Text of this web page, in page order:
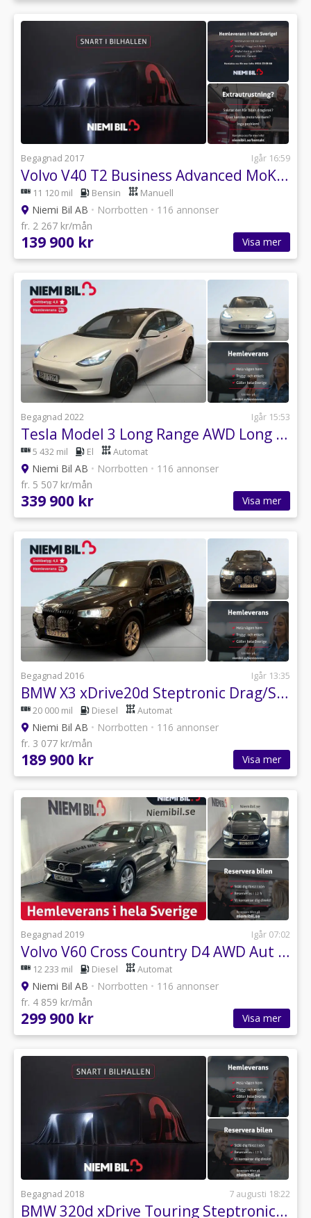
Begagnad 2017 Igår 16:59
Volvo V40 T2 Business Advanced MoK/Pvärm/Sov/Psens/BLIS
11 120 mil Bensin Manuell
Niemi Bil AB • Norrbotten • 116 annonser
fr. 2 267 kr/mån
139 900 kr Visa mer
Begagnad 2022 Igår 15:53
Tesla Model 3 Long Range AWD Long Range Skinn/SoV/Autopilot/Pano
5 432 mil El Automat
Niemi Bil AB • Norrbotten • 116 annonser
fr. 5 507 kr/mån
339 900 kr Visa mer
Begagnad 2016 Igår 13:35
BMW X3 xDrive20d Steptronic Drag/SoV-däck/P-sens
20 000 mil Diesel Automat
Niemi Bil AB • Norrbotten • 116 annonser
fr. 3 077 kr/mån
189 900 kr Visa mer
Begagnad 2019 Igår 07:02
Volvo V60 Cross Country D4 AWD Aut Momentum Pro Dvärm/Kamera/Dragkrok
12 233 mil Diesel Automat
Niemi Bil AB • Norrbotten • 116 annonser
fr. 4 859 kr/mån
299 900 kr Visa mer
Begagnad 2018 7 augusti 18:22
BMW 320d xDrive Touring Steptronic M Sport S&V-Hjul/Drag/MoK/H/K